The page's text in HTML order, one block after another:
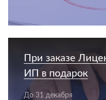
При заказе
ИП в подарок
До 31 декабря